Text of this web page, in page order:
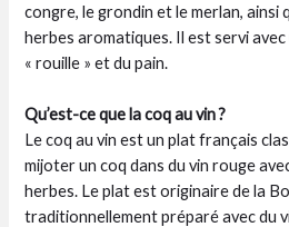
congre, le grondin et le merlan, ainsi
herbes aromatiques. Il est servi
« rouille » et du pain.
Qu’est-ce que la coq au vin ?
Le coq au vin est un plat français
mijoter un coq dans du vin rouge
herbes. Le plat est originaire de la
traditionnellement préparé avec du